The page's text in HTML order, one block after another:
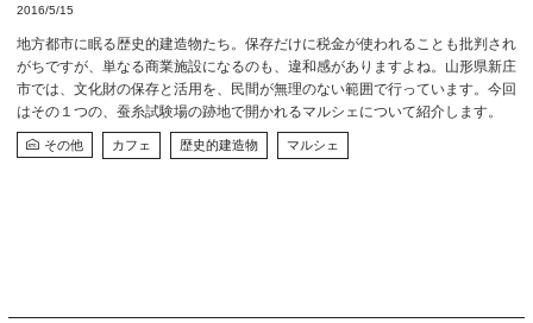
2016/5/15
地方都市に眠る歴史的建造物たち。保存だけに税金が使われることも批判され
がちですが、単なる商業施設になるのも、違和感がありますよね。山形県新庄
市では、文化財の保存と活用を、民間が無理のない範囲で行っています。今回
はその１つの、蚕糸試験場の跡地で開かれるマルシェについて紹介します。
その他 カフェ 歴史的建造物 マルシェ